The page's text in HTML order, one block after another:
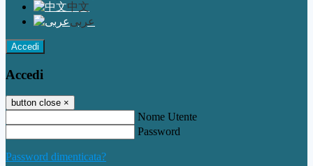
中文
عربى
Accedi
Accedi
button close ×
Nome Utente
Password
Password dimenticata?